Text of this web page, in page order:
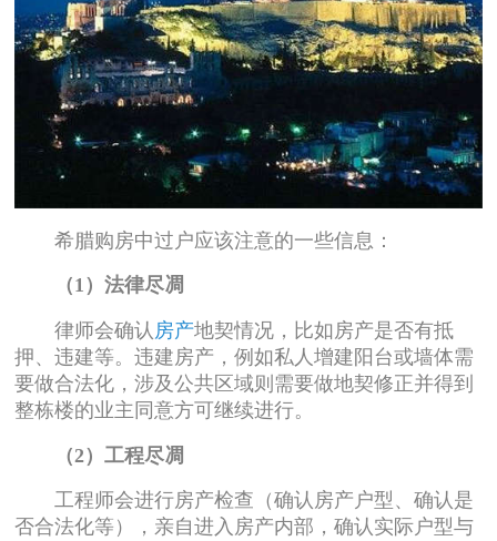
希腊购房中过户应该注意的一些信息：
（1）法律尽凋
律师会确认 房产地契情况，比如房产是否有抵
押、违建等。违建房产，例如私人增建阳台或墙体需
要做合法化，涉及公共区域则需要做地契修正并得到
整栋楼的业主同意方可继续进行。
（2）工程尽凋
工程师会进行房产检查（确认房产户型、确认是
否合法化等），亲自进入房产内部，确认实际户型与